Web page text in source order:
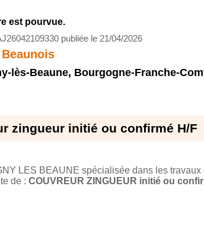
est pourvue.
publiée le 21/04/2026
lès-Beaune, Bourgogne-Franche-
zingueur initié ou confirmé H/F
LES BEAUNE spécialisée dans les
de : COUVREUR ZINGUEUR initié ou